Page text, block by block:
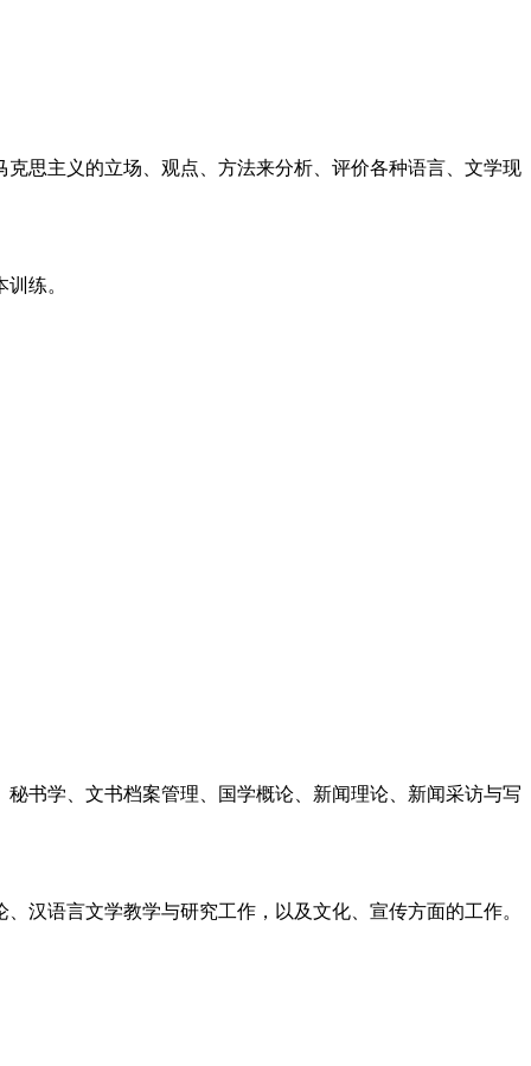
思主义的立场、观点、方法来分析、评价各种语言、文学现
练。
书学、文书档案管理、国学概论、新闻理论、新闻采访与写
汉语言文学教学与研究工作，以及文化、宣传方面的工作。